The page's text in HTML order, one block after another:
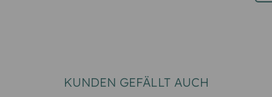
KUNDEN GEFÄLLT AUCH